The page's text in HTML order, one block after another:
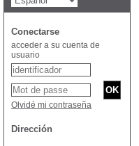
Conectarse
acceder a su cuenta de
usuario
Olvidé mi contraseña
Dirección